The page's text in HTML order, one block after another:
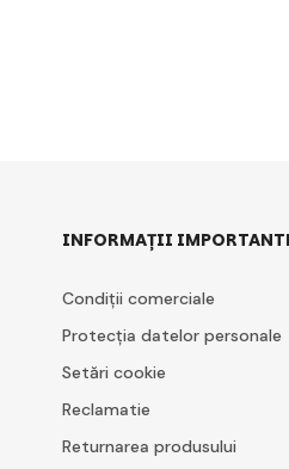
INFORMAȚII
Condiții comerciale
Protecția datelor personale
Setări cookie
Reclamatie
Returnarea produsului